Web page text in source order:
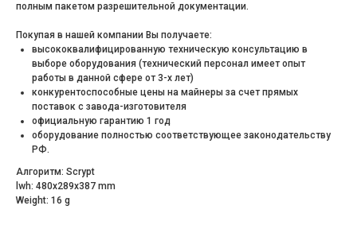
полным пакетом разрешительной документации.
Покупая в нашей компании Вы получаете:
высококвалифицированную техническую консультацию в
выборе оборудования (технический персонал имеет опыт
работы в данной сфере от 3-х лет)
конкурентоспособные цены на майнеры за счет прямых
поставок с завода-изготовителя
официальную гарантию 1 год
оборудование полностью соответствующее законодательству
РФ.
Алгоритм: Scrypt
lwh: 480x289x387 mm
Weight: 16 g